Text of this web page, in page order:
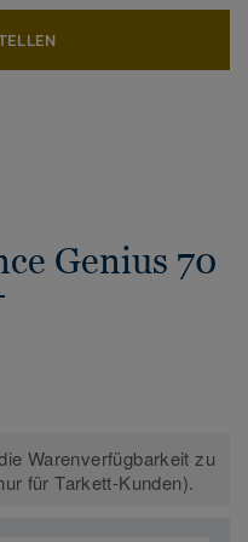
Genius 70
Warenverfügbarkeit zu
für Tarkett-Kunden).